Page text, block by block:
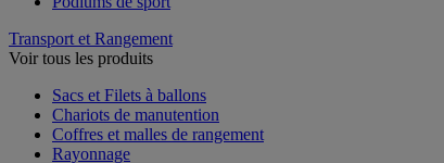
Transport et Rangement
Voir tous les produits
Sacs et Filets à ballons
Chariots de manutention
Coffres et malles de rangement
Rayonnage